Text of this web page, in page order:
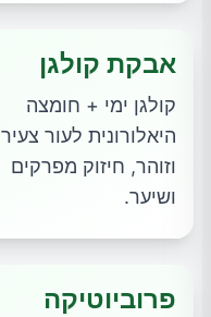
אבקת קולגן
קולגן ימי + חומצה
היאלורונית לעור צעיר
וזוהר, חיזוק מפרקים
ושיער.
פרוביוטיקה